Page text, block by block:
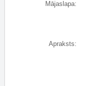
Mājaslapa:
Apraksts: